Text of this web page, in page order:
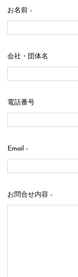
お名前 ※
会社・団体名
電話番号
Email ※
お問合せ内容 ※